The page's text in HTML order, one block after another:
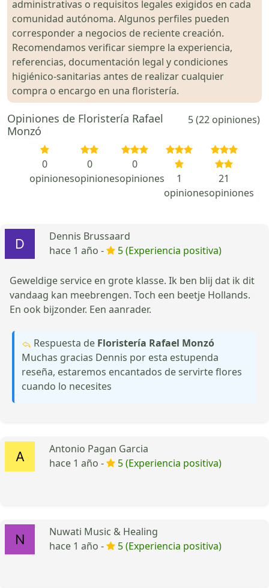
administrativas o requisitos legales exigidos en cada
comunidad autónoma. Algunos perfiles pueden
corresponder a negocios de reciente creación.
Recomendamos verificar siempre la experiencia,
referencias, documentación legal y condiciones
higiénico-sanitarias antes de realizar cualquier
compra o encargo en una floristería.
Opiniones de Floristería Rafael
Monzó
5 (22 opiniones)
0
opiniones
0
opiniones
0
opiniones
1
opiniones
21
opiniones
Dennis Brussaard
hace 1 año -
5 (Experiencia positiva)
Geweldige service en grote klasse. Ik ben blij dat ik dit
vandaag kan meebrengen. Toch een beetje Hollands.
En ook bijzonder. Een aanrader.
Respuesta de Floristería Rafael Monzó
Muchas gracias Dennis por esta estupenda
reseña, estaremos encantados de servirte flores
cuando lo necesites
Antonio Pagan Garcia
hace 1 año -
5 (Experiencia positiva)
Nuwati Music & Healing
hace 1 año -
5 (Experiencia positiva)